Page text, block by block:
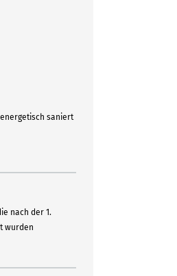
saniert
nach der 1.
wurden